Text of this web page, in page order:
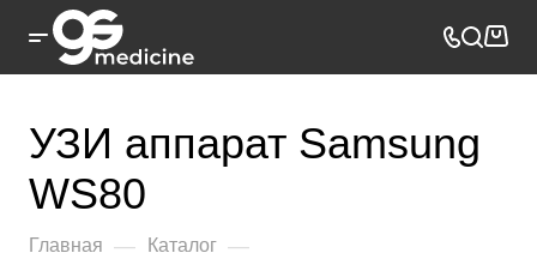
УЗИ аппарат Samsung
WS80
Главная — Каталог —